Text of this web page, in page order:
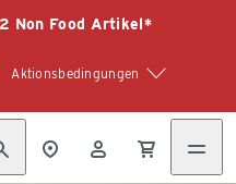
Non Food Artikel*
Aktionsbedingungen